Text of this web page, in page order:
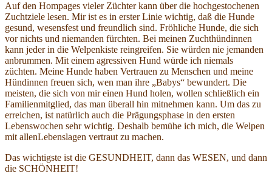
Auf den Hompages vieler Züchter kann über die hochgestochenen
Zuchtziele lesen. Mir ist es in erster Linie wichtig, daß die Hunde
gesund, wesensfest und freundlich sind. Fröhliche Hunde, die sich
vor nichts und niemanden fürchten. Bei meinen Zuchthündinnen
kann jeder in die Welpenkiste reingreifen. Sie würden nie jemanden
anbrummen. Mit einem agressiven Hund würde ich niemals
züchten. Meine Hunde haben Vertrauen zu Menschen und meine
Hündinnen freuen sich, wen man ihre „Babys“ bewundert. Die
meisten, die sich von mir einen Hund holen, wollen schließlich ein
Familienmitglied, das man überall hin mitnehmen kann. Um das zu
erreichen, ist natürlich auch die Prägungsphase in den ersten
Lebenswochen sehr wichtig. Deshalb bemühe ich mich, die Welpen
mit allenLebenslagen vertraut zu machen.
Das wichtigste ist die GESUNDHEIT, dann das WESEN, und dann
die SCHÖNHEIT!